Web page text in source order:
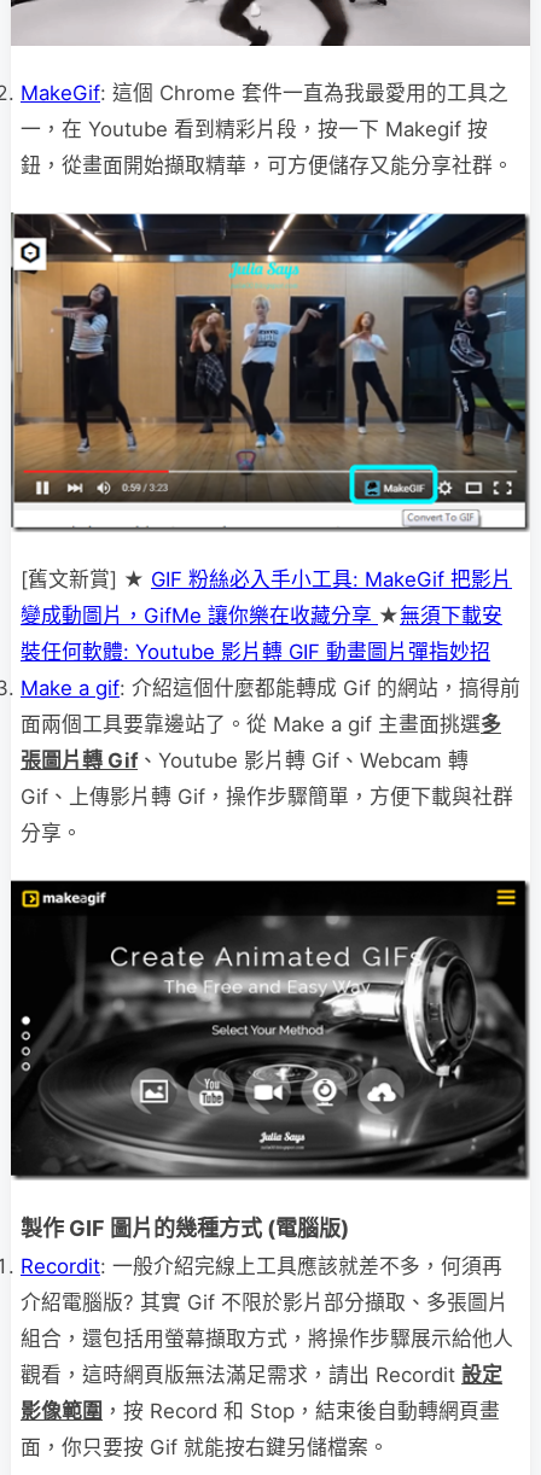
MakeGif: 這個 Chrome 套件一直為我最愛用的工具之
一，在 Youtube 看到精彩片段，按一下 Makegif 按
鈕，從畫面開始擷取精華，可方便儲存又能分享社群。
[舊文新賞] ★ GIF 粉絲必入手小工具: MakeGif 把影片
變成動圖片，GifMe 讓你樂在收藏分享 ★無須下載安
裝任何軟體: Youtube 影片轉 GIF 動畫圖片彈指妙招
Make a gif: 介紹這個什麼都能轉成 Gif 的網站，搞得前
面兩個工具要靠邊站了。從 Make a gif 主畫面挑選多
張圖片轉 Gif、Youtube 影片轉 Gif、Webcam 轉
Gif、上傳影片轉 Gif，操作步驟簡單，方便下載與社群
分享。
製作 GIF 圖片的幾種方式 (電腦版)
Recordit: 一般介紹完線上工具應該就差不多，何須再
介紹電腦版? 其實 Gif 不限於影片部分擷取、多張圖片
組合，還包括用螢幕擷取方式，將操作步驟展示給他人
觀看，這時網頁版無法滿足需求，請出 Recordit 設定
影像範圍 ，按 Record 和 Stop，結束後自動轉網頁畫
面，你只要按 Gif 就能按右鍵另儲檔案。